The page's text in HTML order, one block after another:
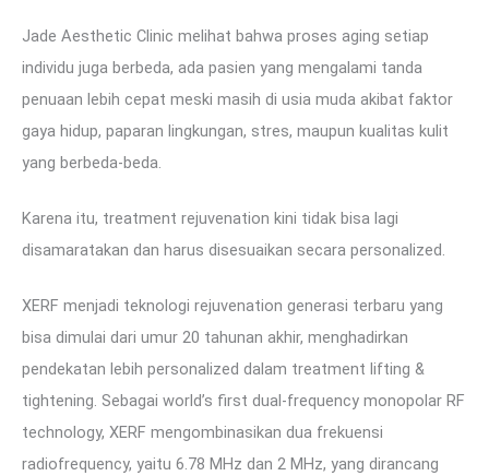
Jade Aesthetic Clinic melihat bahwa proses aging setiap
individu juga berbeda, ada pasien yang mengalami tanda
penuaan lebih cepat meski masih di usia muda akibat faktor
gaya hidup, paparan lingkungan, stres, maupun kualitas kulit
yang berbeda-beda.
Karena itu, treatment rejuvenation kini tidak bisa lagi
disamaratakan dan harus disesuaikan secara personalized.
XERF menjadi teknologi rejuvenation generasi terbaru yang
bisa dimulai dari umur 20 tahunan akhir, menghadirkan
pendekatan lebih personalized dalam treatment lifting &
tightening. Sebagai world’s first dual-frequency monopolar RF
technology, XERF mengombinasikan dua frekuensi
radiofrequency, yaitu 6.78 MHz dan 2 MHz, yang dirancang